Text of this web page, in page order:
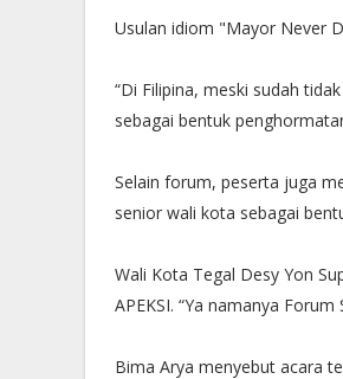
Usulan idiom "Mayor Never
“Di Filipina, meski sudah
sebagai bentuk
Selain forum, peserta juga
senior wali kota sebagai
Wali Kota Tegal Desy Yon
APEKSI. “Ya namanya
Bima Arya menyebut acara